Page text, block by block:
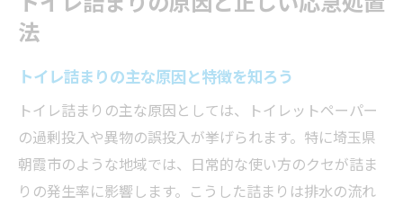
法
トイレ詰まりの主な原因と特徴を知ろう
トイレ詰まりの主な原因としては、トイレットペーパー
の過剰投入や異物の誤投入が挙げられます。特に埼玉県
朝霞市のような地域では、日常的な使い方のクセが詰ま
りの発生率に影響します。こうした詰まりは排水の流れ